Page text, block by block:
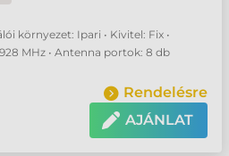
környezet: Ipari • Kivitel: Fix •
MHz • Antenna portok: 8 db
Rendelésre
AJÁNLAT